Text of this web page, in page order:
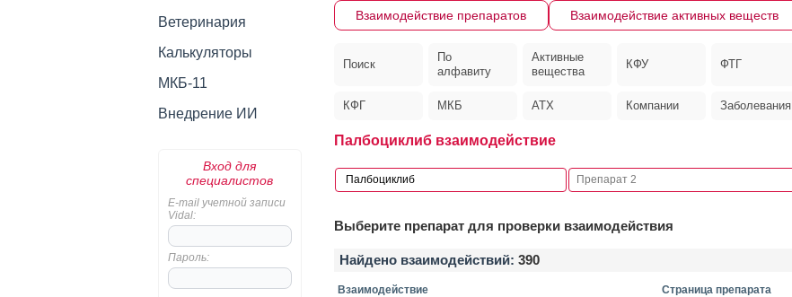
Ветеринария
Калькуляторы
МКБ-11
Внедрение ИИ
Вход для
специалистов
E-mail учетной записи
Vidal:
Пароль:
Взаимодействие препаратов Взаимодействие активных веществ
Поиск
По
алфавиту
Активные
вещества
КФУ ФТГ
КФГ МКБ АТХ Компании Заболевания
Палбоциклиб взаимодействие
Выберите препарат для проверки взаимодействия
Найдено взаимодействий: 390
Взаимодействие Страница препарата